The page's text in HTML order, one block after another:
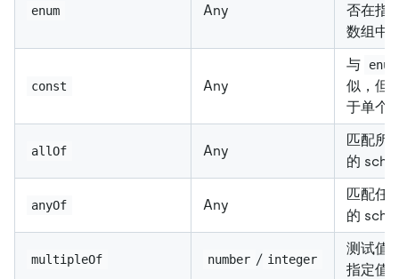
enum Any
否在指
数组中
const Any
与 enum
似，但
于单个
allOf Any
匹配所
的
anyOf Any
匹配任
的
multipleOf number / integer
测试值
指定值